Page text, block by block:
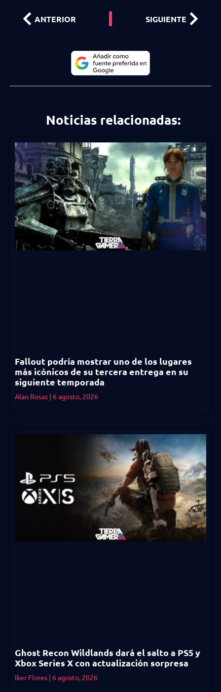
ANTERIOR SIGUIENTE
Noticias relacionadas:
Fallout podría mostrar uno de los lugares
más icónicos de su tercera entrega en su
siguiente temporada
Alan Rosas 6 agosto, 2026
Ghost Recon Wildlands dará el salto a PS5 y
Xbox Series X con actualización sorpresa
Iker Flores 6 agosto, 2026